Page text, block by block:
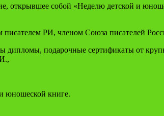
собой «Неделю детской и
РИ, членом Союза писателей
подарочные сертификаты от
юношеской книге.